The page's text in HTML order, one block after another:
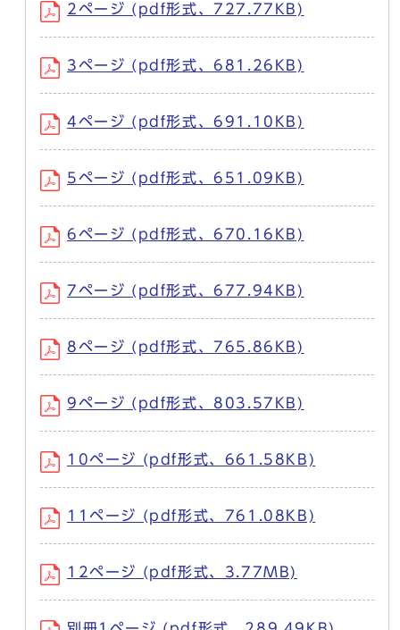
2ページ (pdf形式、727.77KB)
3ページ (pdf形式、681.26KB)
4ページ (pdf形式、691.10KB)
5ページ (pdf形式、651.09KB)
6ページ (pdf形式、670.16KB)
7ページ (pdf形式、677.94KB)
8ページ (pdf形式、765.86KB)
9ページ (pdf形式、803.57KB)
10ページ (pdf形式、661.58KB)
11ページ (pdf形式、761.08KB)
12ページ (pdf形式、3.77MB)